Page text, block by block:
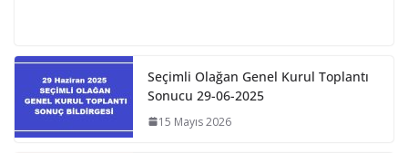
Seçimli Olağan Genel Kurul Toplantı
Sonucu 29-06-2025
15 Mayıs 2026